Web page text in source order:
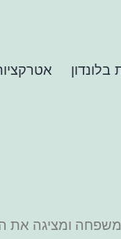
בלונדון
המשפחה ומציגה